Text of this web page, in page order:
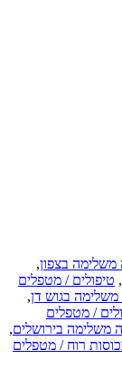
משלימה בצפון,
, טיפולים / מטפלים
בגוש דן,
/ מטפלים
משלימה בירושלים,
רוח / מטפלים